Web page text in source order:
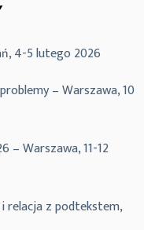
4-5 lutego 2026
– Warszawa, 10
– Warszawa, 11-12
relacja z podtekstem,